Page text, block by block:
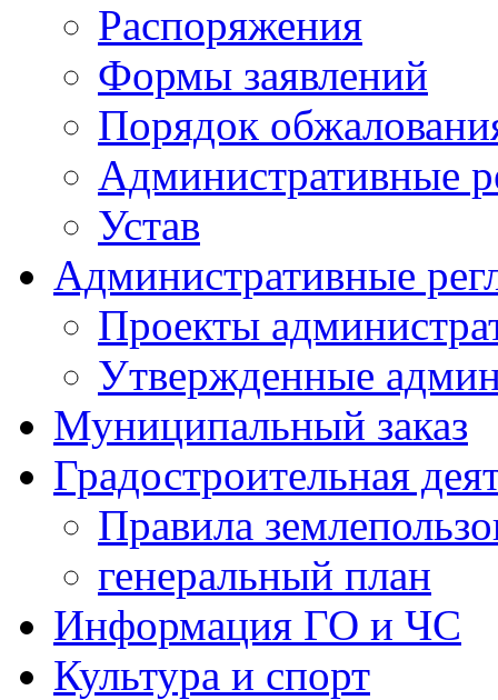
Распоряжения
Формы заявлений
Порядок
Административные
Устав
Административные
Проекты
Утвержденные
Муниципальный заказ
Градостроительная
Правила
генеральный план
Информация ГО и ЧС
Культура и спорт